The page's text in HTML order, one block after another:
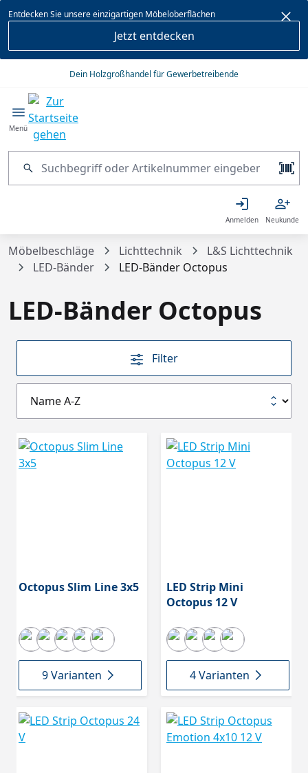
springen
Entdecken Sie unsere einzigartigen Möbeloberflächen
Jetzt entdecken
Dein Holzgroßhandel für Gewerbetreibende
Menü
Anmelden Neukunde
Möbelbeschläge Lichttechnik
L&S Lichttechnik
LED-Bänder
LED-Bänder Octopus
LED-Bänder Octopus
Filter
Octopus Slim Line 3x5
9 Varianten
LED Strip Mini
Octopus 12 V
4 Varianten